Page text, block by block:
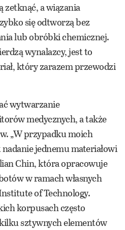
zetknąć, a wiązania
się odtworzą bez
lub obróbki chemicznej.
wynalazcy, jest to
który zarazem przewodzi
wytwarzanie
medycznych, a także
„W przypadku moich
jednemu materiałowi
Chin, która opracowuje
w ramach własnych
of Technology.
korpusach często
sztywnych elementów